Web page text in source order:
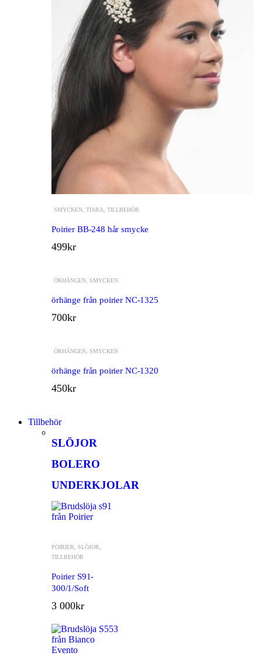
SMYCKEN TIARA TILLBEHÖR
Poirier BB-248 hår smycke
499kr
ÖRHÄNGEN SMYCKEN
örhänge från poirier NC-1325
700kr
ÖRHÄNGEN SMYCKEN
örhänge från poirier NC-1320
450kr
Tillbehör
SLÖJOR
BOLERO
UNDERKJOLAR
POIRIER SLÖJOR
TILLBEHÖR
Poirier S91-
300/1/Soft
3 000kr